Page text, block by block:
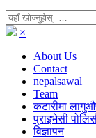
×
About Us
Contact
nepalsawal
Team
कटारीमा
प्राइभेसी
विज्ञापन